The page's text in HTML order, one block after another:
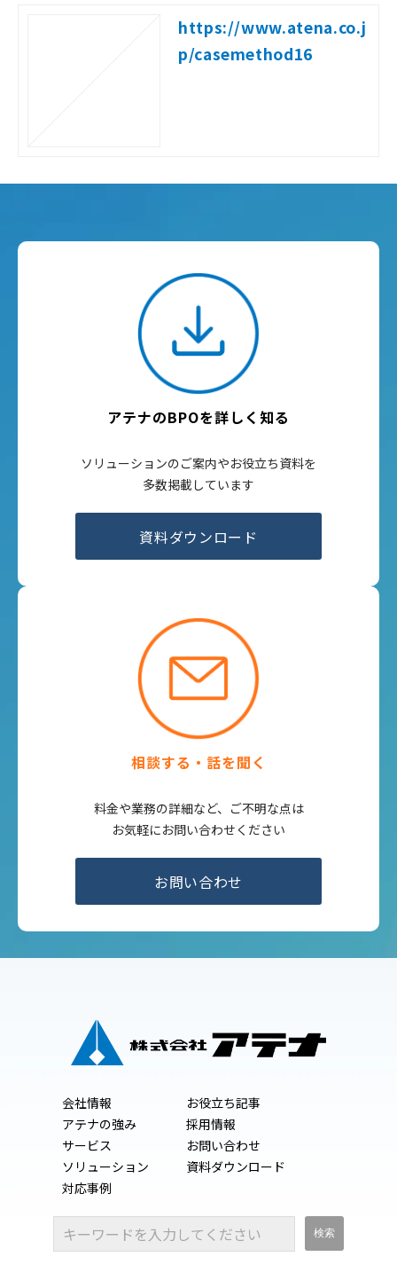
https://www.atena.co.j
p/casemethod16
アテナのBPOを詳しく知る
ソリューションのご案内やお役立ち資料を
多数掲載しています
資料ダウンロード
相談する・話を聞く
料金や業務の詳細など、ご不明な点は
お気軽にお問い合わせください
お問い合わせ
会社情報
お役立ち記事
アテナの強み
採用情報
サービス
お問い合わせ
ソリューション
資料ダウンロード
対応事例